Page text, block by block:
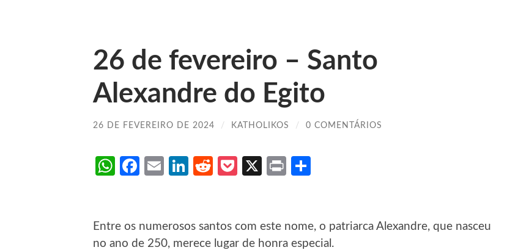
26 de fevereiro – Santo
Alexandre do Egito
26 DE FEVEREIRO DE 2024 / KATHOLIKOS / 0 COMENTÁRIOS
WhatsApp
Facebook
EmailLinkedIn
RedditPocket
X Print
Entre os numerosos santos com este nome, o patriarca Alexandre, que nasceu
no ano de 250, merece lugar de honra especial.